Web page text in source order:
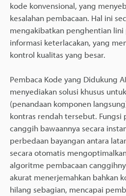
kode konvensional, yang
kesalahan pembacaan. Hal ini
mengakibatkan penghentian
informasi keterlacakan, yang
kontrol kualitas yang besar.
Pembaca Kode yang Didukung AI
menyediakan solusi khusus
(penandaan komponen
kontras rendah tersebut. Fungsi
canggih bawaannya secara
perbedaan bayangan antara
secara otomatis
algoritme pembacaan
akurat menerjemahkan bahkan
hilang sebagian, mencapai